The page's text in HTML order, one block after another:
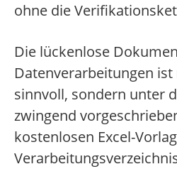
ohne die
Die lückenlose
Datenverarbeitungen
sinnvoll, sondern unter
zwingend
kostenlosen Excel-